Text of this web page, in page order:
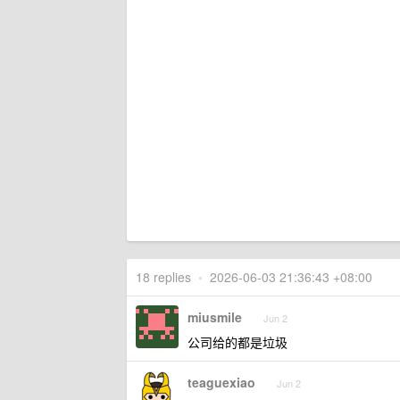
18 replies • 2026-06-03 21:36:43 +08:00
miusmile Jun 2
公司给的都是垃圾
teaguexiao Jun 2